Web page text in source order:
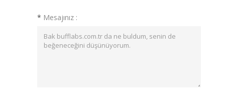
* Mesajınız :